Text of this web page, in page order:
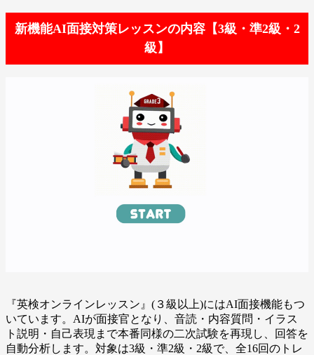
新機能AI面接対策レッスンの内容【3級・準2級・2
級】
『英検オンラインレッスン』(３級以上)にはAI面接機能もつ
いています。AIが面接官となり、音読・内容質問・イラス
ト説明・自己表現まで本番同様の二次試験を再現し、回答を
自動分析します。対象は3級・準2級・2級で、全16回のトレ